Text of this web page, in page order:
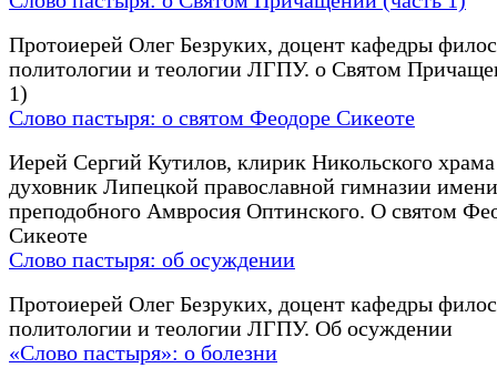
Протоиерей Олег Безруких, доцент кафедры
политологии и теологии ЛГПУ. о Святом
1)
Слово пастыря: о святом Феодоре Сикеоте
Иерей Сергий Кутилов, клирик Никольского
духовник Липецкой православной гимназии имени
преподобного Амвросия Оптинского. О святом
Сикеоте
Слово пастыря: об осуждении
Протоиерей Олег Безруких, доцент кафедры
политологии и теологии ЛГПУ. Об осуждении
«Слово пастыря»: о болезни